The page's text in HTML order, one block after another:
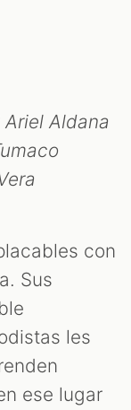
Aldana
con
Sus
les
ese lugar